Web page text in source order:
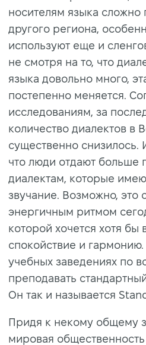
носителям языка сложно
другого региона,
используют еще и
не смотря на то, что
языка довольно много,
постепенно меняется.
исследованиям, за
количество диалектов в
существенно снизилось.
что люди отдают больше
диалектам, которые
звучание. Возможно, это
энергичным ритмом
которой хочется хотя бы
спокойствие и
учебных заведениях по
преподавать
Он так и называется
Придя к некому общему
мировая